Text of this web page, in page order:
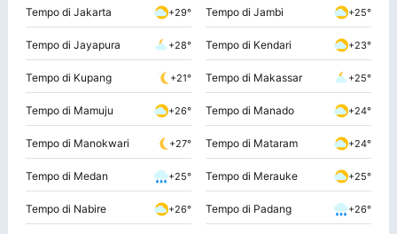
Tempo di Jakarta +29° Tempo di Jambi +25°
Tempo di Jayapura +28° Tempo di Kendari +23°
Tempo di Kupang +21° Tempo di Makassar +25°
Tempo di Mamuju +26° Tempo di Manado +24°
Tempo di Manokwari +27° Tempo di Mataram +24°
Tempo di Medan +25° Tempo di Merauke +25°
Tempo di Nabire +26° Tempo di Padang +26°